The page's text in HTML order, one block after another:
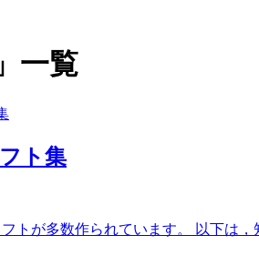
」 一覧
ト集
トが多数作られています。 以下は